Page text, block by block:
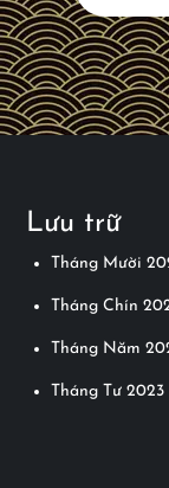
Lưu trữ
Tháng Mười
Tháng Chín
Tháng Năm
Tháng Tư 2023